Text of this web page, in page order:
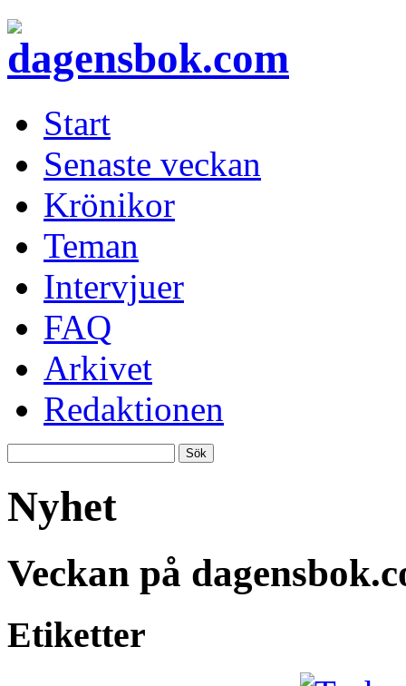
Start
Senaste veckan
Krönikor
Teman
Intervjuer
FAQ
Arkivet
Redaktionen
Nyhet
Veckan på
Etiketter